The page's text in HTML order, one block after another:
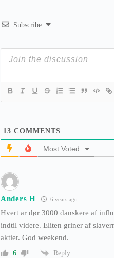
Subscribe
13 COMMENTS
Most Voted
Anders H 6 years ago
Hvert år dør 3000 danskere af
indtil videre. Eliten griner af
aktier. God weekend.
6 Reply